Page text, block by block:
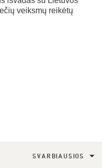
veiksmų reikėtų
SVARBIAUSIOS